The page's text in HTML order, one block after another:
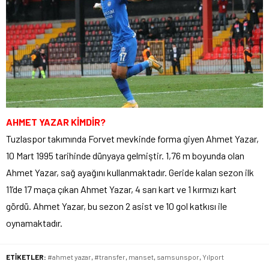
AHMET YAZAR KİMDİR?
Tuzlaspor takımında Forvet mevkinde forma giyen Ahmet Yazar,
10 Mart 1995 tarihinde dünyaya gelmiştir. 1,76 m boyunda olan
Ahmet Yazar, sağ ayağını kullanmaktadır. Geride kalan sezon ilk
11’de 17 maça çıkan Ahmet Yazar, 4 sarı kart ve 1 kırmızı kart
gördü. Ahmet Yazar, bu sezon 2 asist ve 10 gol katkısı ile
oynamaktadır.
ETİKETLER: #ahmet yazar, #transfer, manset, samsunspor, Yılport